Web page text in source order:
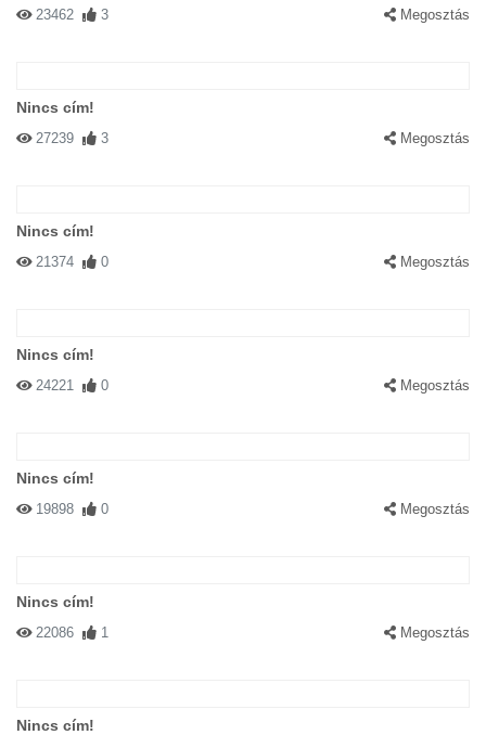
23462 3 Megosztás
Nincs cím!
27239 3 Megosztás
Nincs cím!
21374 0 Megosztás
Nincs cím!
24221 0 Megosztás
Nincs cím!
19898 0 Megosztás
Nincs cím!
22086 1 Megosztás
Nincs cím!